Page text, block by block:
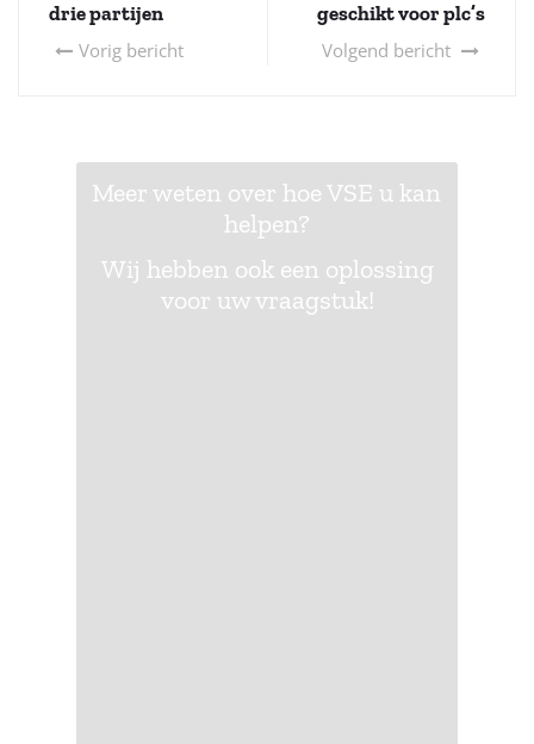
drie partijen
Vorig bericht
geschikt voor plc’s
Volgend bericht
Meer weten over hoe VSE u kan
helpen?
Wij hebben ook een oplossing
voor uw vraagstuk!